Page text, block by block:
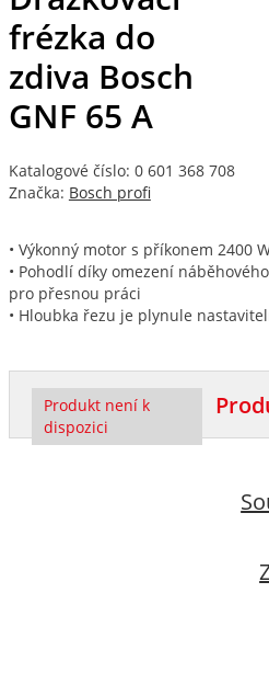
frézka do
zdiva Bosch
GNF 65 A
Katalogové číslo: 0 601 368 708
Značka: Bosch profi
• Výkonný motor s příkonem 2400
• Pohodlí díky omezení
pro přesnou práci
• Hloubka řezu je plynule
Produkt není k
dispozici